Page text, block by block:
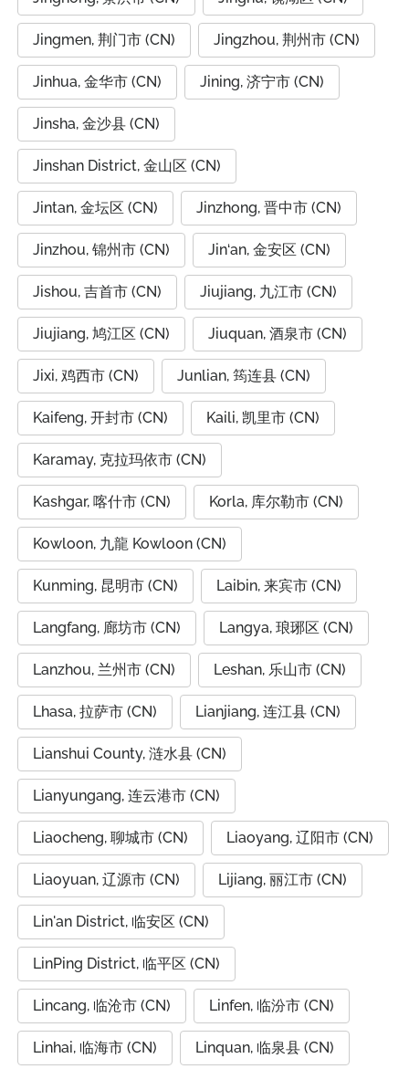
Jingmen, 荆门市 (CN) Jingzhou, 荆州市 (CN)
Jinhua, 金华市 (CN) Jining, 济宁市 (CN)
Jinsha, 金沙县 (CN)
Jinshan District, 金山区 (CN)
Jintan, 金坛区 (CN) Jinzhong, 晋中市 (CN)
Jinzhou, 锦州市 (CN) Jin‘an, 金安区 (CN)
Jishou, 吉首市 (CN) Jiujiang, 九江市 (CN)
Jiujiang, 鸠江区 (CN) Jiuquan, 酒泉市 (CN)
Jixi, 鸡西市 (CN) Junlian, 筠连县 (CN)
Kaifeng, 开封市 (CN) Kaili, 凯里市 (CN)
Karamay, 克拉玛依市 (CN)
Kashgar, 喀什市 (CN) Korla, 库尔勒市 (CN)
Kowloon, 九龍 Kowloon (CN)
Kunming, 昆明市 (CN) Laibin, 来宾市 (CN)
Langfang, 廊坊市 (CN) Langya, 琅琊区 (CN)
Lanzhou, 兰州市 (CN) Leshan, 乐山市 (CN)
Lhasa, 拉萨市 (CN) Lianjiang, 连江县 (CN)
Lianshui County, 涟水县 (CN)
Lianyungang, 连云港市 (CN)
Liaocheng, 聊城市 (CN) Liaoyang, 辽阳市 (CN)
Liaoyuan, 辽源市 (CN) Lijiang, 丽江市 (CN)
Lin'an District, 临安区 (CN)
LinPing District, 临平区 (CN)
Lincang, 临沧市 (CN) Linfen, 临汾市 (CN)
Linhai, 临海市 (CN) Linquan, 临泉县 (CN)